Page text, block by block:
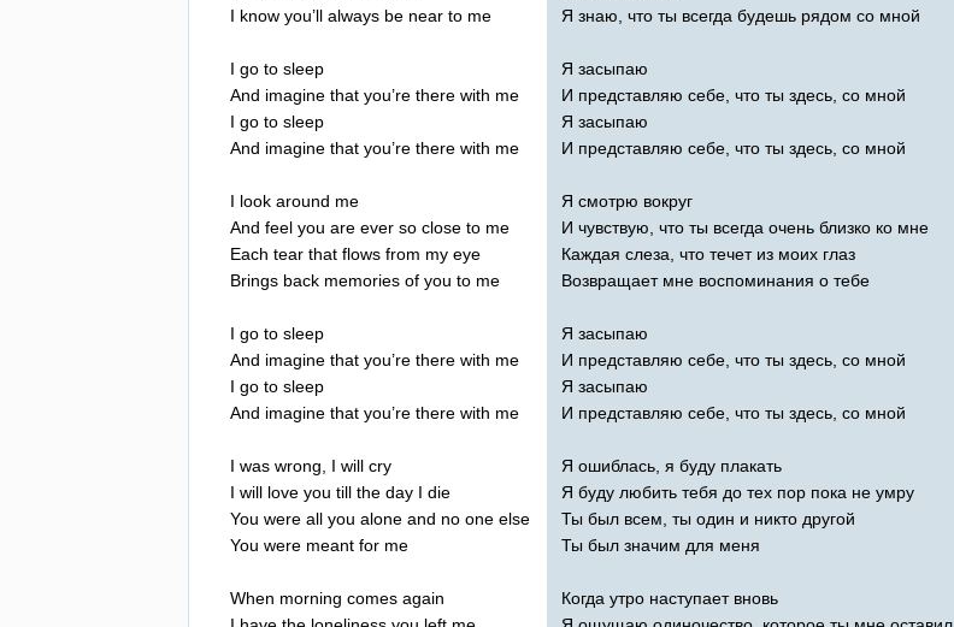
I know you’ll always be near to me
I go to sleep
And imagine that you’re there with me
I go to sleep
And imagine that you’re there with me
I look around me
And feel you are ever so close to me
Each tear that flows from my eye
Brings back memories of you to me
I go to sleep
And imagine that you’re there with me
I go to sleep
And imagine that you’re there with me
I was wrong I will cry
I will love you till the day I die
You were all you alone and no one else
You were meant for me
When morning comes again
Я знаю, что ты всегда будешь рядом со мной
Я засыпаю
И представляю себе, что ты здесь, со мной
Я засыпаю
И представляю себе, что ты здесь, со мной
Я смотрю вокруг
И чувствую, что ты всегда очень близко ко мне
Каждая слеза, что течет из моих глаз
Возвращает мне воспоминания о тебе
Я засыпаю
И представляю себе, что ты здесь, со мной
Я засыпаю
И представляю себе, что ты здесь, со мной
Я ошиблась, я буду плакать
Я буду любить тебя до тех пор пока не умру
Ты был всем, ты один и никто другой
Ты был значим для меня
Когда утро наступает вновь